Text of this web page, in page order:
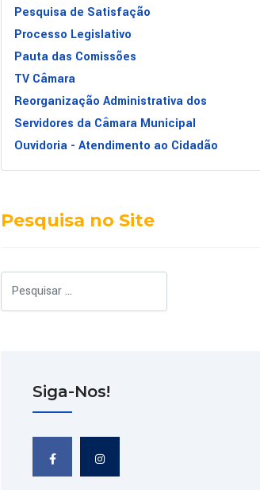
DE TERRENOS E IMÓVEIS: REGRAS
Pesquisa de Satisfação
Processo Legislativo
Pauta das Comissões
TV Câmara
Reorganização Administrativa dos
Servidores da Câmara Municipal
Ouvidoria - Atendimento ao Cidadão
Pesquisa no Site
Siga-Nos!